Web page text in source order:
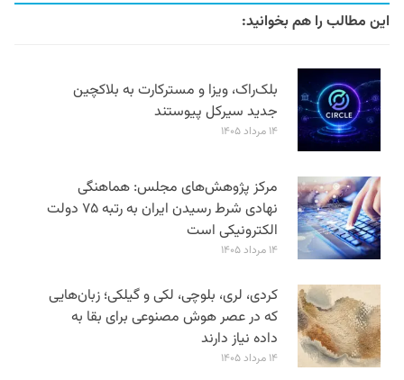
این مطالب را هم بخوانید:
بلک‌راک، ویزا و مسترکارت به بلاکچین
جدید سیرکل پیوستند
۱۴ مرداد ۱۴۰۵
مرکز پژوهش‌های مجلس: هماهنگی
نهادی شرط رسیدن ایران به رتبه ۷۵ دولت
الکترونیکی است
۱۴ مرداد ۱۴۰۵
کردی، لری، بلوچی، لکی و گیلکی؛ زبان‌هایی
که در عصر هوش مصنوعی برای بقا به
داده نیاز دارند
۱۴ مرداد ۱۴۰۵